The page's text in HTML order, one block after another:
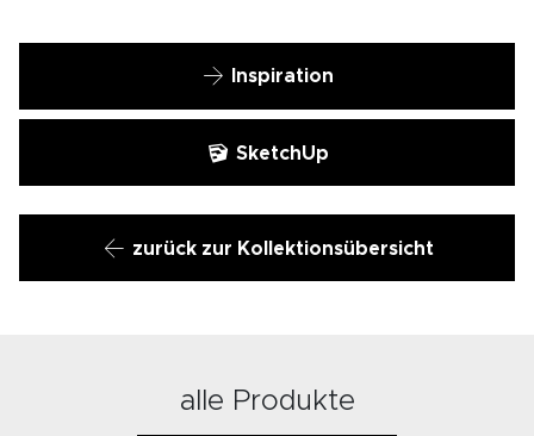
zurück zur Kollektionsübersicht
Inspiration
SketchUp
alle Produkte